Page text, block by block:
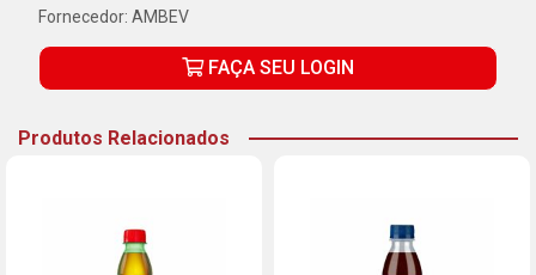
Fornecedor: AMBEV
FAÇA SEU LOGIN
Produtos Relacionados